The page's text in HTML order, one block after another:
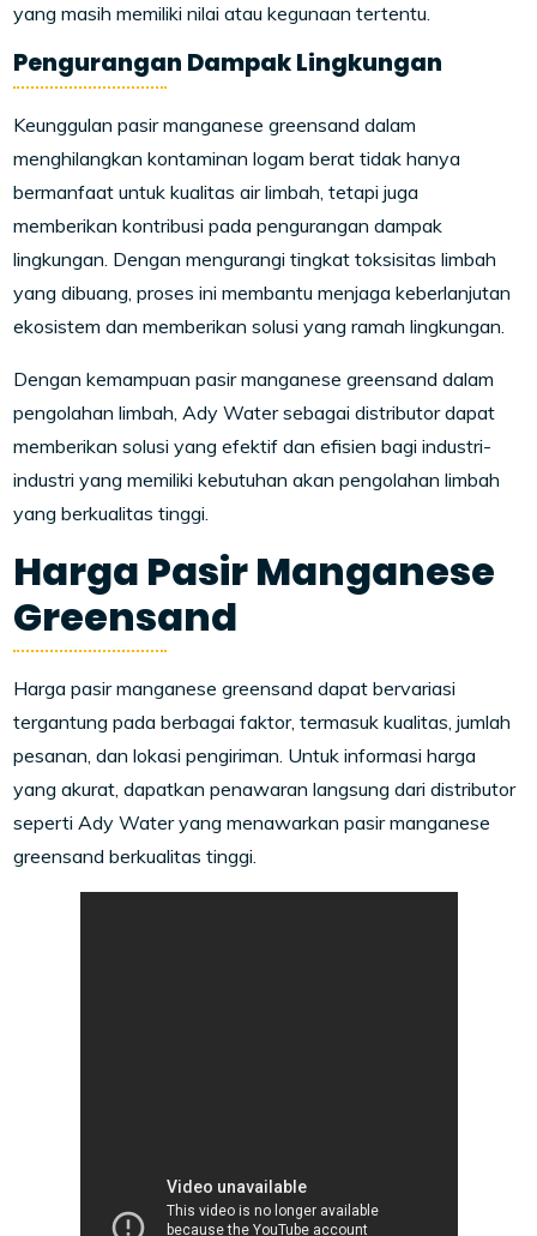
yang masih memiliki nilai atau kegunaan tertentu.
Pengurangan Dampak Lingkungan
Keunggulan pasir manganese greensand dalam
menghilangkan kontaminan logam berat tidak hanya
bermanfaat untuk kualitas air limbah, tetapi juga
memberikan kontribusi pada pengurangan dampak
lingkungan. Dengan mengurangi tingkat toksisitas limbah
yang dibuang, proses ini membantu menjaga keberlanjutan
ekosistem dan memberikan solusi yang ramah lingkungan.
Dengan kemampuan pasir manganese greensand dalam
pengolahan limbah, Ady Water sebagai distributor dapat
memberikan solusi yang efektif dan efisien bagi industri-
industri yang memiliki kebutuhan akan pengolahan limbah
yang berkualitas tinggi.
Harga Pasir Manganese
Greensand
Harga pasir manganese greensand dapat bervariasi
tergantung pada berbagai faktor, termasuk kualitas, jumlah
pesanan, dan lokasi pengiriman. Untuk informasi harga
yang akurat, dapatkan penawaran langsung dari distributor
seperti Ady Water yang menawarkan pasir manganese
greensand berkualitas tinggi.